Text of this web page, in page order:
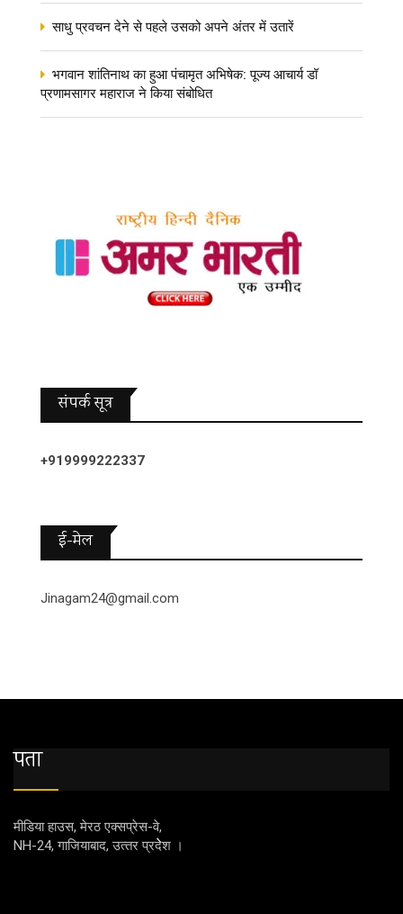
साधु प्रवचन देने से पहले उसको अपने अंतर में उतारें
भगवान शांतिनाथ का हुआ पंचामृत अभिषेक: पूज्य आचार्य डॉ
प्रणामसागर महाराज ने किया संबोधित
संपर्क सूत्र
+919999222337
ई-मेल
Jinagam24@gmail.com
पता
मीडिया हाउस, मेरठ एक्‍सप्रेस-वे,
NH-24, गाजियाबाद, उत्‍तर प्रदेेेेश ।